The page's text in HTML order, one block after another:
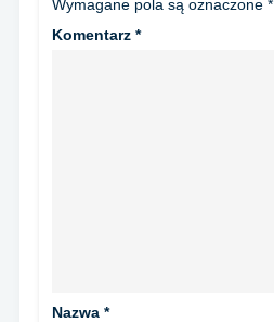
Wymagane pola są oznaczone *
Komentarz *
Nazwa *